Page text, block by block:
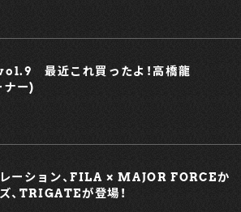
最近これ買ったよ！高橋龍
ー)
ーション、FILA × MAJOR FORCEか
、TRIGATEが登場！